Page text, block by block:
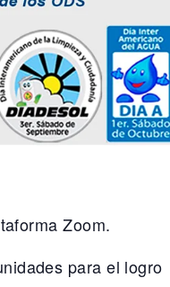
Zoom.
para el logro